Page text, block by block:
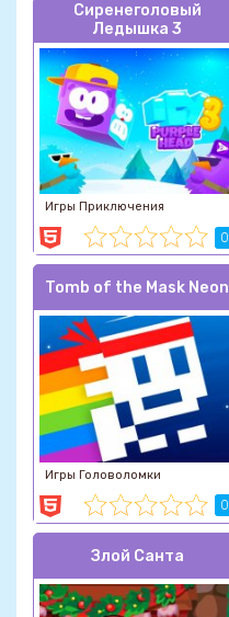
Сиренеголовый
Ледышка 3
Игры Приключения
0
Tomb of the Mask Neon
Игры Головоломки
0
Злой Санта